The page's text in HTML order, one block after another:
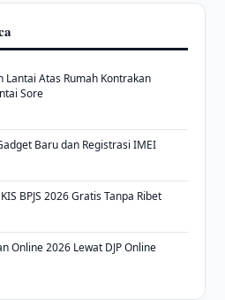
Lantai Atas Rumah Kontrakan
Sore
Baru dan Registrasi IMEI
BPJS 2026 Gratis Tanpa Ribet
Online 2026 Lewat DJP Online